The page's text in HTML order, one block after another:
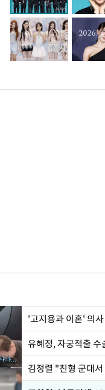
'고지용과 이혼' 의
유혜정, 자궁적출
김정렬 "친형 군대